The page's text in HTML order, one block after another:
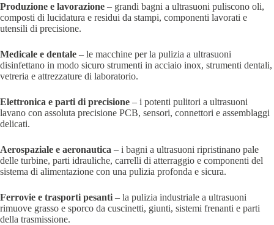
Produzione e lavorazione – grandi bagni a ultrasuoni puliscono oli,
composti di lucidatura e residui da stampi, componenti lavorati e
utensili di precisione.
Medicale e dentale – le macchine per la pulizia a ultrasuoni
disinfettano in modo sicuro strumenti in acciaio inox, strumenti dentali,
vetreria e attrezzature di laboratorio.
Elettronica e parti di precisione – i potenti pulitori a ultrasuoni
lavano con assoluta precisione PCB, sensori, connettori e assemblaggi
delicati.
Aerospaziale e aeronautica – i bagni a ultrasuoni ripristinano pale
delle turbine, parti idrauliche, carrelli di atterraggio e componenti del
sistema di alimentazione con una pulizia profonda e sicura.
Ferrovie e trasporti pesanti – la pulizia industriale a ultrasuoni
rimuove grasso e sporco da cuscinetti, giunti, sistemi frenanti e parti
della trasmissione.